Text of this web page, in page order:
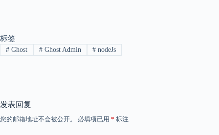
标签
#Ghost #Ghost Admin # nodeJs
发表回复
您的邮箱地址不会被公开。 必填项已用 * 标注